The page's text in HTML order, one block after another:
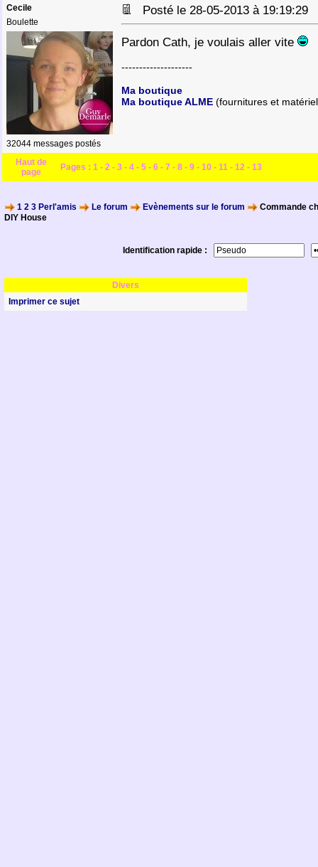
Cecile
Boulette
32044 messages postés
Posté le 28-05-2013 à 19:19:29
Pardon Cath, je voulais aller vite
--------------------
Ma boutique
Ma boutique ALME (fournitures et
Haut de
page
Pages : 1 - 2 - 3 - 4 - 5 - 6 - 7 - 8 - 9 - 10 - 11 - 12 - 13
1 2 3 Perl'amis Le forum Evènements sur le forum
Commande
DIY House
Identification rapide :
Divers
Imprimer ce sujet